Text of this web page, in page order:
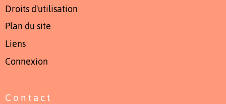
Droits d'utilisation
Plan du site
Liens
Connexion
Contact